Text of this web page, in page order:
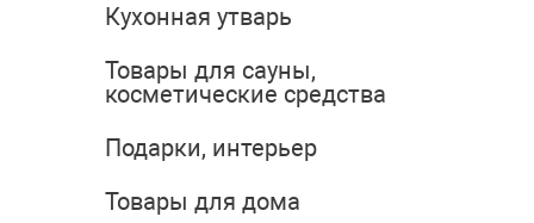
Кухонная утварь
Товары для сауны,
косметические средства
Подарки, интерьер
Товары для дома